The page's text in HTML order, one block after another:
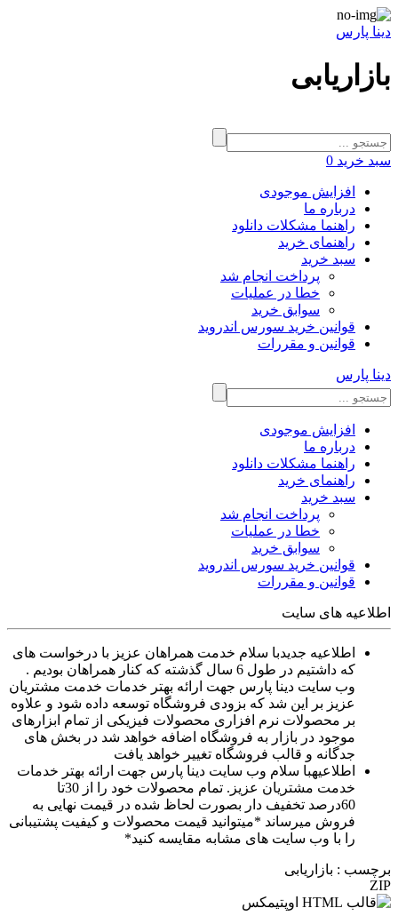
دینا پارس
بازاریابی
سبد خرید 0
افزایش موجودی
درباره ما
راهنما مشکلات دانلود
راهنمای خرید
سبد خرید
پرداخت انجام شد
خطا در عملیات
سوابق خرید
قوانین خرید سورس اندروید
قوانین و مقررات
دینا پارس
افزایش موجودی
درباره ما
راهنما مشکلات دانلود
راهنمای خرید
سبد خرید
پرداخت انجام شد
خطا در عملیات
سوابق خرید
قوانین خرید سورس اندروید
قوانین و مقررات
اطلاعیه های سایت
اطلاعیه جدیدبا سلام خدمت همراهان عزیز با درخواست های
که داشتیم در طول 6 سال گذشته که کنار همراهان بودیم .
وب سایت دینا پارس جهت ارائه بهتر خدمات خدمت مشتریان
عزیز بر این شد که بزودی فروشگاه توسعه داده شود و علاوه
بر محصولات نرم افزاری محصولات فیزیکی از تمام ابزارهای
موجود در بازار به فروشگاه اضافه خواهد شد در بخش های
جدگانه و قالب فروشگاه تغییر خواهد یافت
اطلاعیهبا سلام وب سایت دینا پارس جهت ارائه بهتر خدمات
خدمت مشتریان عزیز. تمام محصولات خود را از 30تا
60درصد تخفیف دار بصورت لحاظ شده در قیمت نهایی به
فروش میرساند *میتوانید قیمت محصولات و کیفیت پشتیبانی
را با وب سایت های مشابه مقایسه کنید*
برچسب : بازاریابی
ZIP